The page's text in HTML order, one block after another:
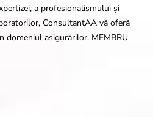
a profesionalismului și
ConsultantAA vă oferă
domeniul asigurărilor. MEMBRU